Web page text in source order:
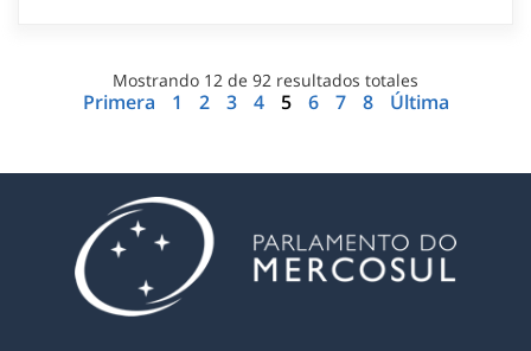
Mostrando 12 de 92 resultados totales
Primera 1 2 3 4 5 6 7 8 Última